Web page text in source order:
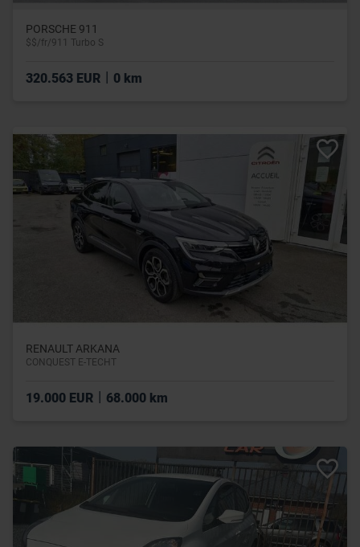
PORSCHE 911
$$/fr/911 Turbo S
320.563 EUR 0 km
RENAULT ARKANA
CONQUEST E-TECHT
19.000 EUR | 68.000 km